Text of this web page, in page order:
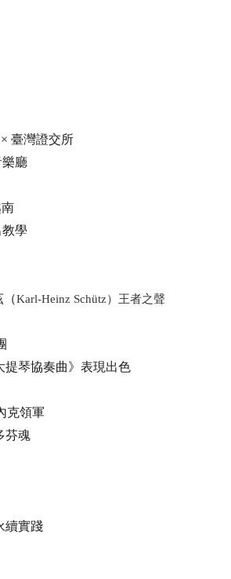
× 臺灣證交所
廳
學
（Karl-Heinz Schütz） 王者之聲
提琴協奏曲》表現出色
克領軍
芬魂
續實踐